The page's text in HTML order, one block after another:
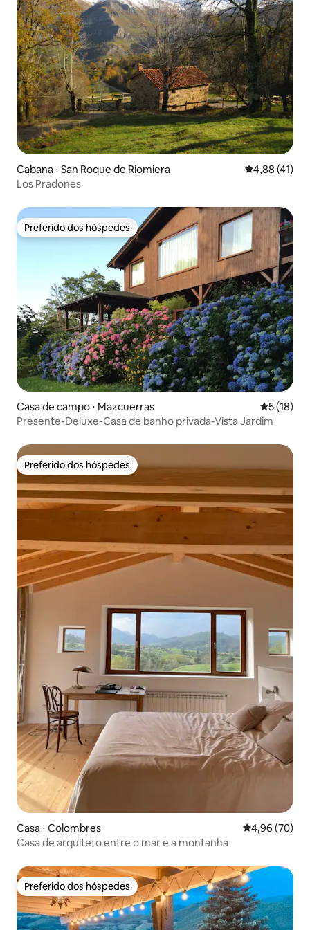
Cabana ⋅ San Roque de Riomiera 4,88 de uma
4,88 (41)
Los Pradones
Preferido dos hóspedes
Preferido dos hóspedes
Casa de campo ⋅ Mazcuerras 5 de uma
5 (18)
Presente-Deluxe-Casa de banho privada-Vista Jardim
Preferido dos hóspedes
Preferido dos hóspedes
Casa ⋅ Colombres 4,96 de uma
4,96 (70)
Casa de arquiteto entre o mar e a montanha
Preferido dos hóspedes
Preferido dos hóspedes